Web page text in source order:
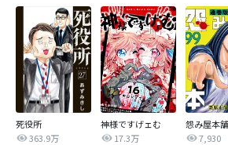
死役所
363.9万
神様ですげェむ
17.3万
怨み屋本
7,930